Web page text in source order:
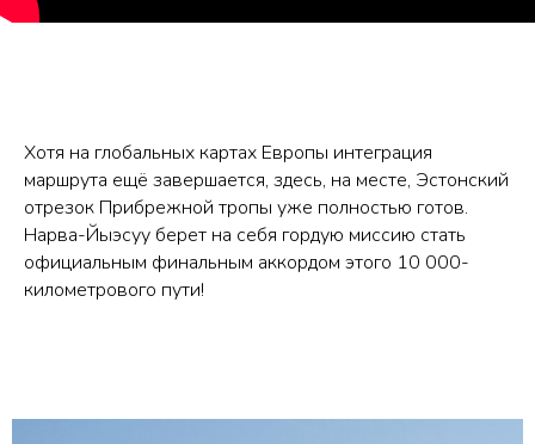
Хотя на глобальных картах Европы интеграция
маршрута ещё завершается, здесь, на месте, Эстонский
отрезок Прибрежной тропы уже полностью готов.
Нарва-Йыэсуу берет на себя гордую миссию стать
официальным финальным аккордом этого 10 000-
километрового пути!